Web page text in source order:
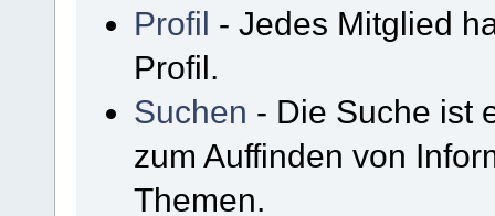
Profil - Jedes Mitglied
Profil.
Suchen - Die Suche ist
zum Auffinden von
Themen.